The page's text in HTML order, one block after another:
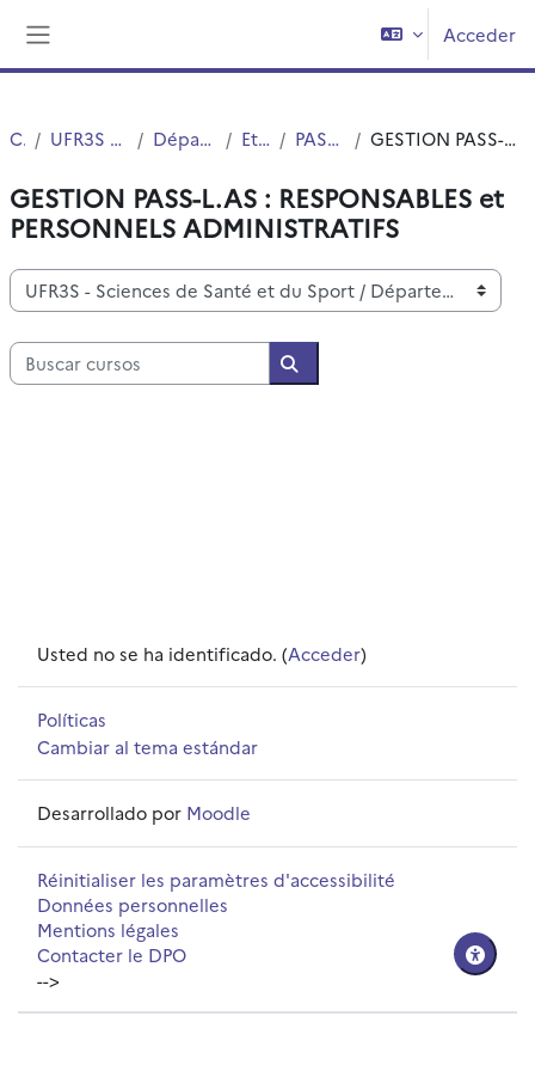
Acceder
Cursos UFR3S - Sciences de Santé et du Sport Département UFR3S - Médecine Etudes Medicales PASS et Mineure Santé LAS GESTION PASS-L.AS : RESPONSABLES et PERSONNELS ADMINISTRATIFS
GESTION PASS-L.AS : RESPONSABLES et
PERSONNELS ADMINISTRATIFS
Categorías
Buscar cursos
Buscar cursos
Usted no se ha identificado. (Acceder)
Políticas
Cambiar al tema estándar
Desarrollado por Moodle
Réinitialiser les paramètres d'accessibilité
Données personnelles
Mentions légales
Contacter le DPO
-->